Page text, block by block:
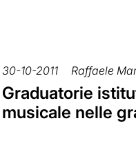
30-10-2011 Raffaele
Graduatorie
musicale nelle